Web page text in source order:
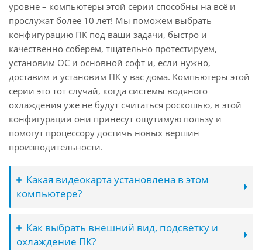
уровне – компьютеры этой серии способны на всё и
прослужат более 10 лет! Мы поможем выбрать
конфигурацию ПК под ваши задачи, быстро и
качественно соберем, тщательно протестируем,
установим ОС и основной софт и, если нужно,
доставим и установим ПК у вас дома. Компьютеры этой
серии это тот случай, когда системы водяного
охлаждения уже не будут считаться роскошью, в этой
конфигурации они принесут ощутимую пользу и
помогут процессору достичь новых вершин
производительности.
Какая видеокарта установлена в этом
компьютере?
Как выбрать внешний вид, подсветку и
охлаждение ПК?